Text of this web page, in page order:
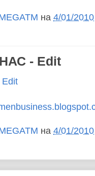
на 4/01/2010
- Edit
на 4/01/2010